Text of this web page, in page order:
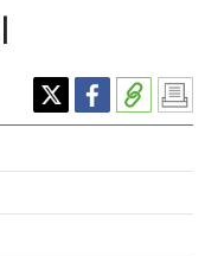
X(엑 페이 주소 인쇄